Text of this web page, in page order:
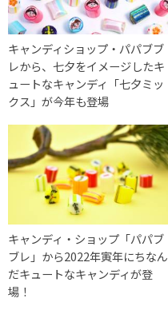
キャンディショップ・パパブブ
レから、七夕をイメージしたキ
ュートなキャンディ「七夕ミッ
クス」が今年も登場
キャンディ・ショップ「パパブ
ブレ」から2022年寅年にちなん
だキュートなキャンディが登
場！